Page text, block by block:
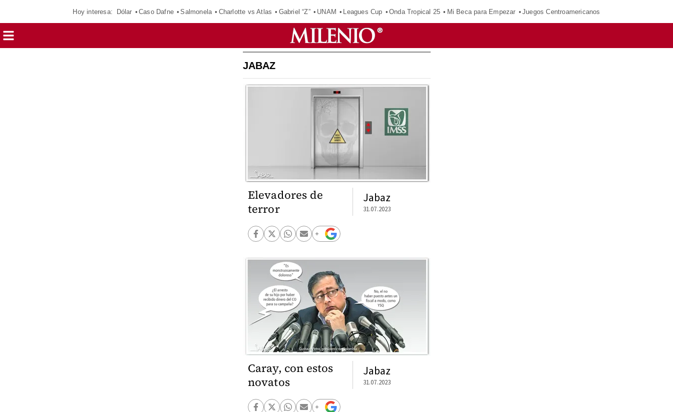
Hoy interesa: Dólar Caso Dafne Salmonela Charlotte vs Atlas Gabriel “Z” UNAM Leagues Cup Onda Tropical 25 Mi Beca para Empezar Juegos Centroamericanos
JABAZ
Elevadores de
terror
Jabaz
31.07.2023
Caray, con estos
novatos
Jabaz
31.07.2023